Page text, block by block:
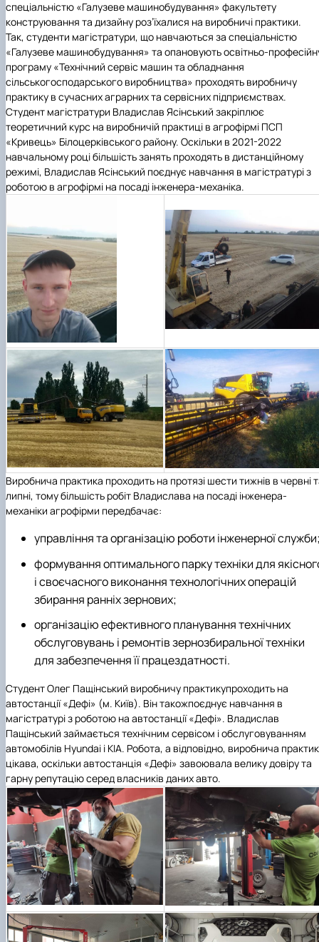
спеціальністю «Галузеве машинобудування» факультету
конструювання та дизайну роз’їхалися на виробничі практики.
Так, студенти магістратури, що навчаються за спеціальністю
«Галузеве машинобудування» та опановують освітньо-
програму «Технічний сервіс машин та обладнання
сільськогосподарського виробництва» проходять виробничу
практику в сучасних аграрних та сервісних підприємствах.
Студент магістратури Владислав Ясінський закріплює
теоретичний курс на виробничій практиці в агрофірмі ПСП
«Кривець» Білоцерківського району. Оскільки в 2021-2022
навчальному році більшість занять проходять в дистанційному
режимі, Владислав Ясінський поєднує навчання в магістратурі з
роботою в агрофірмі на посаді інженера-механіка.
Виробнича практика проходить на протязі шести тижнів в червні
липні, тому більшість робіт Владислава на посаді інженера-
механіки агрофірми передбачає:
управління та організацію роботи інженерної
формування оптимального парку техніки для
і своєчасного виконання технологічних операцій
збирання ранніх зернових;
організацію ефективного планування технічних
обслуговувань і ремонтів зернозбиральної техніки
для забезпечення її працездатності.
СтудентОлег Пащінський виробничу практикупроходить на
автостанції «Дефі» (м. Київ). Він такожпоєднує навчання в
магістратурі з роботою на автостанції «Дефі». Владислав
Пащінський займається технічним сервісом і обслуговуванням
автомобілів Hyundai і КІА. Робота, а відповідно, виробнича
цікава, оскільки автостанція «Дефі» завоювала велику довіру та
гарну репутацію серед власників даних авто.